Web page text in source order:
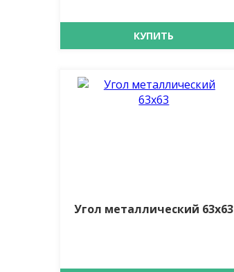
КУПИТЬ
Угол металлический 63х63